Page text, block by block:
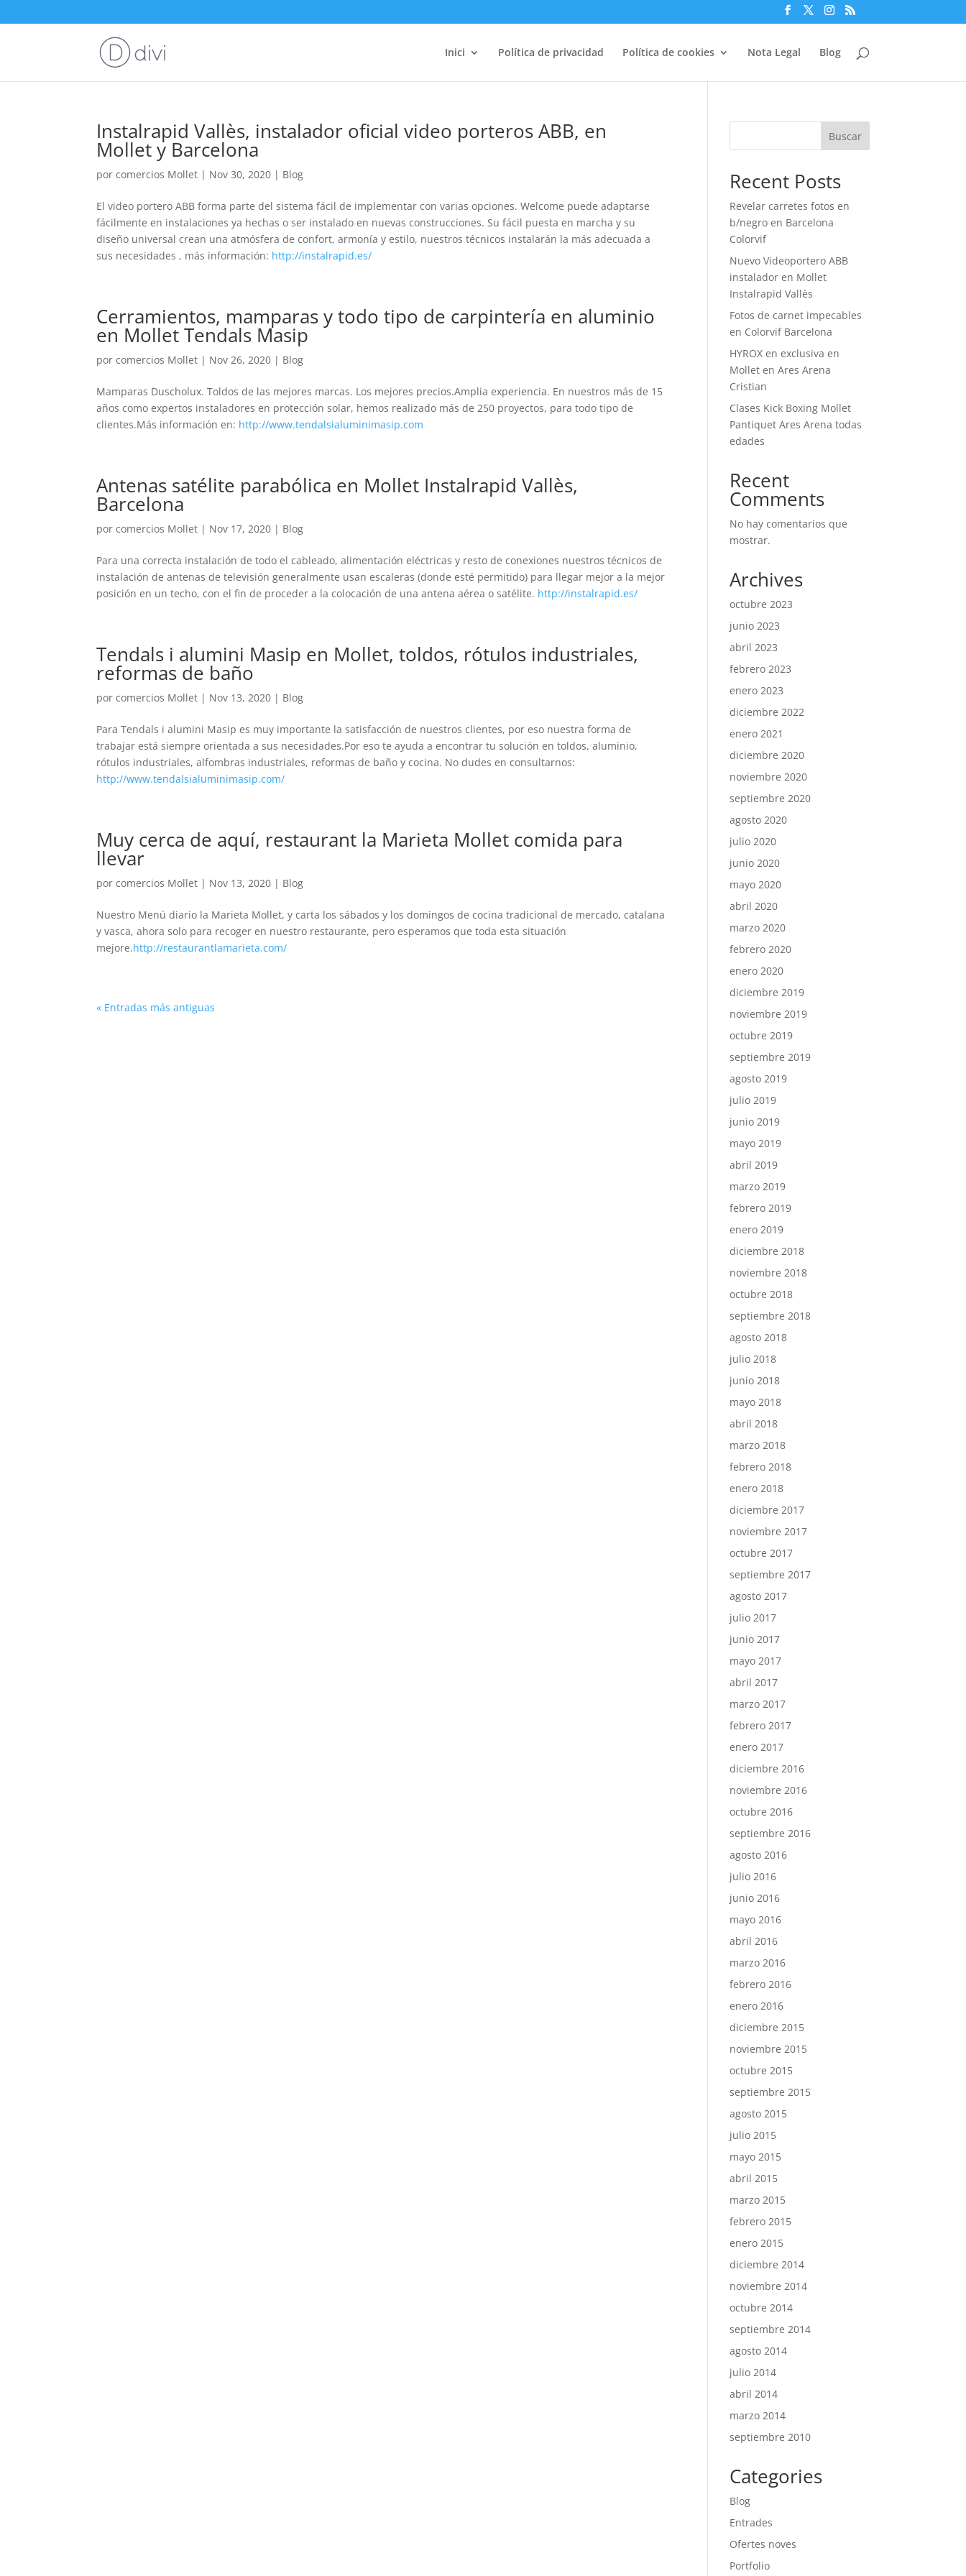
Inici Política de privacidad Política de cookies Nota Legal Blog
Instalrapid Vallès, instalador oficial video porteros ABB, en
Mollet y Barcelona
porcomercios Mollet | Nov 30, 2020 | Blog
El video portero ABB forma parte del sistema fácil de implementar con varias opciones. Welcome puede adaptarse
fácilmente en instalaciones ya hechas o ser instalado en nuevas construcciones. Su fácil puesta en marcha y su
diseño universal crean una atmósfera de confort, armonía y estilo, nuestros técnicos instalarán la más adecuada a
sus necesidades , más información: http://instalrapid.es/
Cerramientos, mamparas y todo tipo de carpintería en aluminio
en Mollet Tendals Masip
porcomercios Mollet | Nov 26, 2020 | Blog
Mamparas Duscholux. Toldos de las mejores marcas. Los mejores precios.Amplia experiencia. En nuestros más de 15
años como expertos instaladores en protección solar, hemos realizado más de 250 proyectos, para todo tipo de
clientes.Más información en: http://www.tendalsialuminimasip.com
Antenas satélite parabólica en Mollet Instalrapid Vallès,
Barcelona
porcomercios Mollet | Nov 17, 2020 | Blog
Para una correcta instalación de todo el cableado, alimentación eléctricas y resto de conexiones nuestros técnicos de
instalación de antenas de televisión generalmente usan escaleras (donde esté permitido) para llegar mejor a la mejor
posición en un techo, con el fin de proceder a la colocación de una antena aérea o satélite. http://instalrapid.es/
Tendals i alumini Masip en Mollet, toldos, rótulos industriales,
reformas de baño
porcomercios Mollet | Nov 13, 2020 | Blog
Para Tendals i alumini Masip es muy importante la satisfacción de nuestros clientes, por eso nuestra forma de
trabajar está siempre orientada a sus necesidades.Por eso te ayuda a encontrar tu solución en toldos, aluminio,
rótulos industriales, alfombras industriales, reformas de baño y cocina. No dudes en consultarnos:
http://www.tendalsialuminimasip.com/
Muy cerca de aquí, restaurant la Marieta Mollet comida para
llevar
porcomercios Mollet | Nov 13, 2020 | Blog
Nuestro Menú diario la Marieta Mollet, y carta los sábados y los domingos de cocina tradicional de mercado, catalana
y vasca, ahora solo para recoger en nuestro restaurante, pero esperamos que toda esta situación
mejore.http://restaurantlamarieta.com/
« Entradas más antiguas
Buscar
Recent Posts
Revelar carretes fotos en
b/negro en Barcelona
Colorvif
Nuevo Videoportero ABB
instalador en Mollet
Instalrapid Vallès
Fotos de carnet impecables
en Colorvif Barcelona
HYROX en exclusiva en
Mollet en Ares Arena
Cristian
Clases Kick Boxing Mollet
Pantiquet Ares Arena todas
edades
Recent
Comments
No hay comentarios que
mostrar.
Archives
octubre 2023
junio 2023
abril 2023
febrero 2023
enero 2023
diciembre 2022
enero 2021
diciembre 2020
noviembre 2020
septiembre 2020
agosto 2020
julio 2020
junio 2020
mayo 2020
abril 2020
marzo 2020
febrero 2020
enero 2020
diciembre 2019
noviembre 2019
octubre 2019
septiembre 2019
agosto 2019
julio 2019
junio 2019
mayo 2019
abril 2019
marzo 2019
febrero 2019
enero 2019
diciembre 2018
noviembre 2018
octubre 2018
septiembre 2018
agosto 2018
julio 2018
junio 2018
mayo 2018
abril 2018
marzo 2018
febrero 2018
enero 2018
diciembre 2017
noviembre 2017
octubre 2017
septiembre 2017
agosto 2017
julio 2017
junio 2017
mayo 2017
abril 2017
marzo 2017
febrero 2017
enero 2017
diciembre 2016
noviembre 2016
octubre 2016
septiembre 2016
agosto 2016
julio 2016
junio 2016
mayo 2016
abril 2016
marzo 2016
febrero 2016
enero 2016
diciembre 2015
noviembre 2015
octubre 2015
septiembre 2015
agosto 2015
julio 2015
mayo 2015
abril 2015
marzo 2015
febrero 2015
enero 2015
diciembre 2014
noviembre 2014
octubre 2014
septiembre 2014
agosto 2014
julio 2014
abril 2014
marzo 2014
septiembre 2010
Categories
Blog
Entrades
Ofertes noves
Portfolio